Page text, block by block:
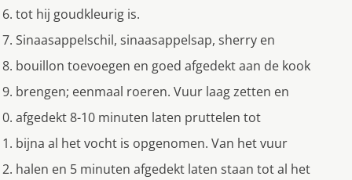
tot hij goudkleurig is.
Sinaasappelschil, sinaasappelsap, sherry en
bouillon toevoegen en goed afgedekt aan de kook
brengen; eenmaal roeren. Vuur laag zetten en
afgedekt 8-10 minuten laten pruttelen tot
bijna al het vocht is opgenomen. Van het vuur
halen en 5 minuten afgedekt laten staan tot al het